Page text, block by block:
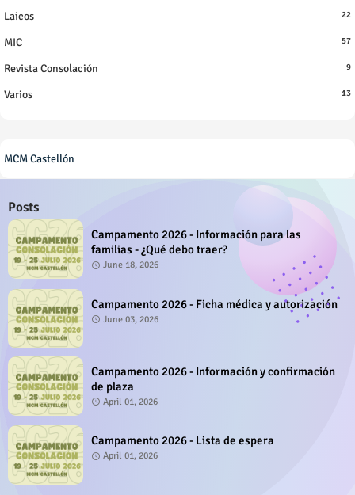
Laicos 22
MIC 57
Revista Consolación 9
Varios 13
MCM Castellón
Posts
Campamento 2026 - Información para las
familias - ¿Qué debo traer?
June 18, 2026
Campamento 2026 - Ficha médica y autorización
June 03, 2026
Campamento 2026 - Información y confirmación
de plaza
April 01, 2026
Campamento 2026 - Lista de espera
April 01, 2026